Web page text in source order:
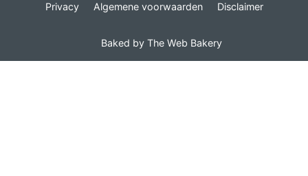
Privacy
Algemene voorwaarden Disclaimer
Baked by The Web Bakery